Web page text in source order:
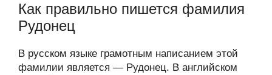
Как правильно пишется фамилия
Рудонец
В русском языке грамотным написанием этой
фамилии является — Рудонец. В английском